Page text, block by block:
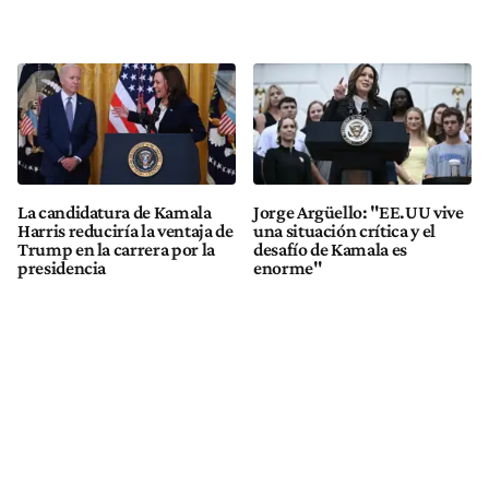
La candidatura de Kamala
Harris reduciría la ventaja de
Trump en la carrera por la
presidencia
Jorge Argüello: "EE.UU vive
una situación crítica y el
desafío de Kamala es
enorme"